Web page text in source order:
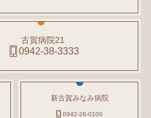
古賀病院21
0942-38-3333
新古賀みなみ病院
0942-26-0100